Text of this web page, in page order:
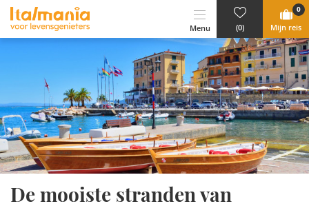
Ga naar content
Menu (0)
0
Mijn reis
De mooiste stranden van